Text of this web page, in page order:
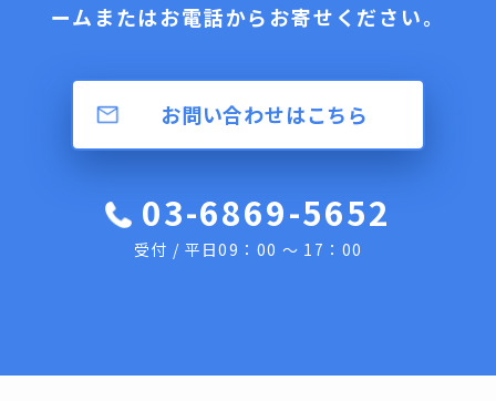
ームまたはお電話からお寄せください。
お問い合わせはこちら
03-6869-5652
受付 / 平日09：00 ～ 17：00